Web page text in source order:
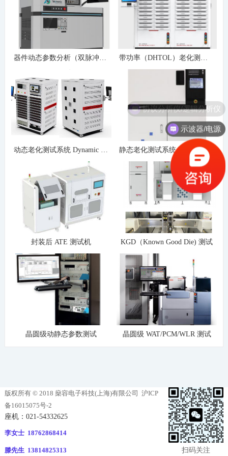
器件动态参数分析（双脉冲测试） 带功率（DHTOL）老化测试系统
动态老化测试系统 Dynamic HTGB/HTRB 静态老化测试系统 HTGB/HTRB/H3TRB
封装后 ATE 测试机 KGD（Known Good Die) 测试
晶圆级动静态参数测试 晶圆级 WAT/PCM/WLR 测试
版权所有 © 2018 燊容电子科技(上海)有限公司 沪ICP
备16015075号-2
座机：021-54332625
李女士 18762868414
滕先生 13814825313 扫码关注
协议分析仪/逻辑分析仪
示波器/电源